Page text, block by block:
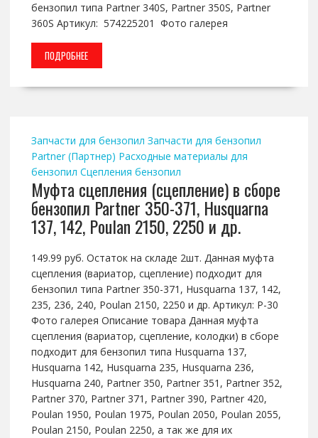
бензопил типа Partner 340S, Partner 350S, Partner
360S Артикул: 574225201 Фото галерея
ПОДРОБНЕЕ
Запчасти для бензопил Запчасти для бензопил
Partner (Партнер) Расходные материалы для
бензопил Сцепления бензопил
Муфта сцепления (сцепление) в сборе
бензопил Partner 350-371, Husquarna
137, 142, Poulan 2150, 2250 и др.
149.99 руб. Остаток на складе 2шт. Данная муфта
сцепления (вариатор, сцепление) подходит для
бензопил типа Partner 350-371, Husquarna 137, 142,
235, 236, 240, Poulan 2150, 2250 и др. Артикул: P-30
Фото галерея Описание товара Данная муфта
сцепления (вариатор, сцепление, колодки) в сборе
подходит для бензопил типа Husquarna 137,
Husquarna 142, Husquarna 235, Husquarna 236,
Husquarna 240, Partner 350, Partner 351, Partner 352,
Partner 370, Partner 371, Partner 390, Partner 420,
Poulan 1950, Poulan 1975, Poulan 2050, Poulan 2055,
Poulan 2150, Poulan 2250, а так же для их